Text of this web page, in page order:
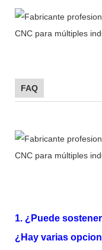
FAQ
1. ¿Puede
¿Hay varias